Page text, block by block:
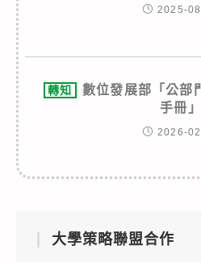
2025-
轉知
數位發展部「公部
手冊」
2026-
大學策略聯盟合作